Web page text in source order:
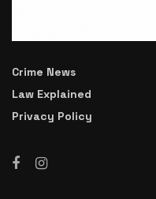
Crime News
Law Explained
Privacy Policy